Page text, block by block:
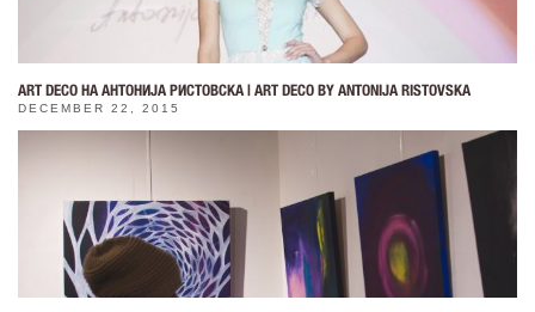
ART DECO НА АНТОНИЈА РИСТОВСКА | ART DECO BY ANTONIJA RISTOVSKA
DECEMBER 22, 2015